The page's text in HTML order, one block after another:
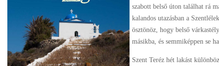
szabott belső úton találhat rá
kalandos utazásban a
ösztönöz, hogy belső
másikba, és semmiképpen se
Szent Teréz hét lakást